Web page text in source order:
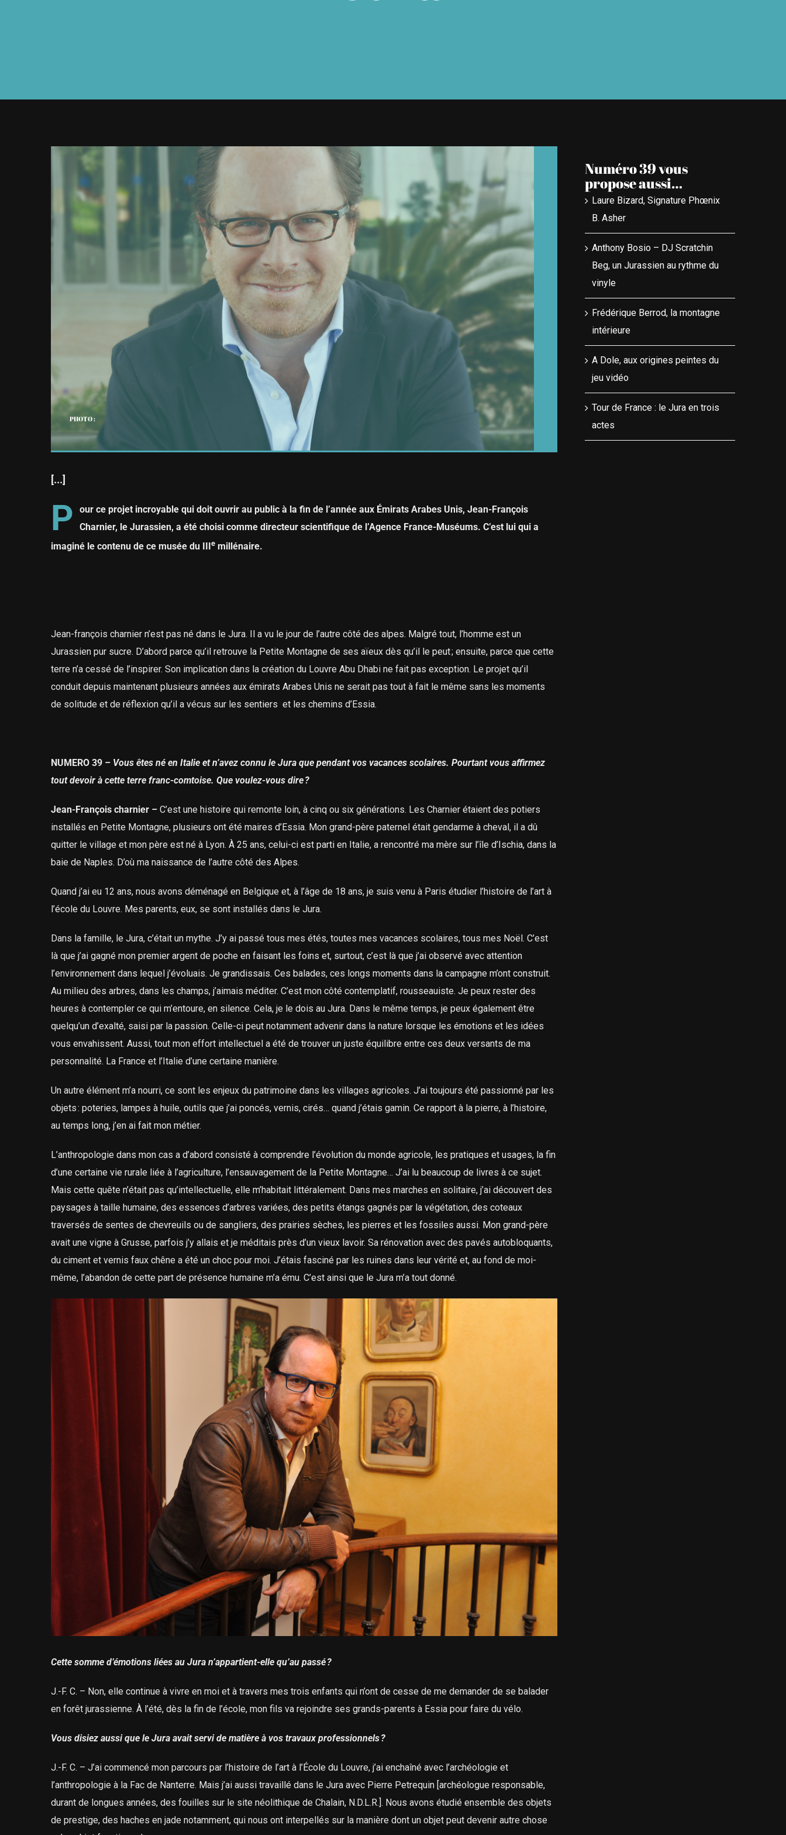
PHOTO :
[...]
P
our ce projet incroyable qui doit ouvrir au public à la fin de l’année aux Émirats Arabes Unis, Jean-François
Charnier, le Jurassien, a été choisi comme directeur scientifique de l’Agence France-Muséums. C’est lui qui a
imaginé le contenu de ce musée du IIIemillénaire.
Jean-françois charnier n’est pas né dans le Jura. Il a vu le jour de l’autre côté des alpes. Malgré tout, l’homme est un
Jurassien pur sucre. D’abord parce qu’il retrouve la Petite Montagne de ses aïeux dès qu’il le peut ; ensuite, parce que cette
terre n’a cessé de l’inspirer. Son implication dans la création du Louvre Abu Dhabi ne fait pas exception. Le projet qu’il
conduit depuis maintenant plusieurs années aux émirats Arabes Unis ne serait pas tout à fait le même sans les moments
de solitude et de réflexion qu’il a vécus sur les sentiers et les chemins d’Essia.
NUMERO 39 –Vous êtes né en Italie et n’avez connu le Jura que pendant vos vacances scolaires. Pourtant vous affirmez
tout devoir à cette terre franc-comtoise. Que voulez-vous dire ?
Jean-François charnier–C’est une histoire qui remonte loin, à cinq ou six générations. Les Charnier étaient des potiers
installés en Petite Montagne, plusieurs ont été maires d’Essia. Mon grand-père paternel était gendarme à cheval, il a dû
quitter le village et mon père est né à Lyon. À 25 ans, celui-ci est parti en Italie, a rencontré ma mère sur l’île d’Ischia, dans la
baie de Naples. D’où ma naissance de l’autre côté des Alpes.
Quand j’ai eu 12 ans, nous avons déménagé en Belgique et, à l’âge de 18 ans, je suis venu à Paris étudier l’histoire de l’art à
l’école du Louvre. Mes parents, eux, se sont installés dans le Jura.
Dans la famille, le Jura, c’était un mythe. J’y ai passé tous mes étés, toutes mes vacances scolaires, tous mes Noël. C’est
là que j’ai gagné mon premier argent de poche en faisant les foins et, surtout, c’est là que j’ai observé avec attention
l’environnement dans lequel j’évoluais. Je grandissais. Ces balades, ces longs moments dans la campagne m’ont construit.
Au milieu des arbres, dans les champs, j’aimais méditer. C’est mon côté contemplatif, rousseauiste. Je peux rester des
heures à contempler ce qui m’entoure, en silence. Cela, je le dois au Jura. Dans le même temps, je peux également être
quelqu’un d’exalté, saisi par la passion. Celle-ci peut notamment advenir dans la nature lorsque les émotions et les idées
vous envahissent. Aussi, tout mon effort intellectuel a été de trouver un juste équilibre entre ces deux versants de ma
personnalité. La France et l’Italie d’une certaine manière.
Un autre élément m’a nourri, ce sont les enjeux du patrimoine dans les villages agricoles. J’ai toujours été passionné par les
objets : poteries, lampes à huile, outils que j’ai poncés, vernis, cirés… quand j’étais gamin. Ce rapport à la pierre, à l’histoire,
au temps long, j’en ai fait mon métier.
L’anthropologie dans mon cas a d’abord consisté à comprendre l’évolution du monde agricole, les pratiques et usages, la fin
d’une certaine vie rurale liée à l’agriculture, l’ensauvagement de la Petite Montagne… J’ai lu beaucoup de livres à ce sujet.
Mais cette quête n’était pas qu’intellectuelle, elle m’habitait littéralement. Dans mes marches en solitaire, j’ai découvert des
paysages à taille humaine, des essences d’arbres variées, des petits étangs gagnés par la végétation, des coteaux
traversés de sentes de chevreuils ou de sangliers, des prairies sèches, les pierres et les fossiles aussi. Mon grand-père
avait une vigne à Grusse, parfois j’y allais et je méditais près d’un vieux lavoir. Sa rénovation avec des pavés autobloquants,
du ciment et vernis faux chêne a été un choc pour moi. J’étais fasciné par les ruines dans leur vérité et, au fond de moi-
même, l’abandon de cette part de présence humaine m’a ému. C’est ainsi que le Jura m’a tout donné.
Cette somme d’émotions liées au Jura n’appartient-elle qu’au passé ?
J.-F. C. – Non, elle continue à vivre en moi et à travers mes trois enfants qui n’ont de cesse de me demander de se balader
en forêt jurassienne. À l’été, dès la fin de l’école, mon fils va rejoindre ses grands-parents à Essia pour faire du vélo.
Vous disiez aussi que le Jura avait servi de matière à vos travaux professionnels ?
J.-F. C. – J’ai commencé mon parcours par l’histoire de l’art à l’École du Louvre, j’ai enchaîné avec l’archéologie et
l’anthropologie à la Fac de Nanterre. Mais j’ai aussi travaillé dans le Jura avec Pierre Petrequin [archéologue responsable,
durant de longues années, des fouilles sur le site néolithique de Chalain, N.D.L.R.]. Nous avons étudié ensemble des objets
de prestige, des haches en jade notamment, qui nous ont interpellés sur la manière dont un objet peut devenir autre chose
Numéro 39 vous
propose aussi…
Laure Bizard, Signature Phœnix
B. Asher
Anthony Bosio – DJ Scratchin
Beg, un Jurassien au rythme du
vinyle
Frédérique Berrod, la montagne
intérieure
A Dole, aux origines peintes du
jeu vidéo
Tour de France : le Jura en trois
actes